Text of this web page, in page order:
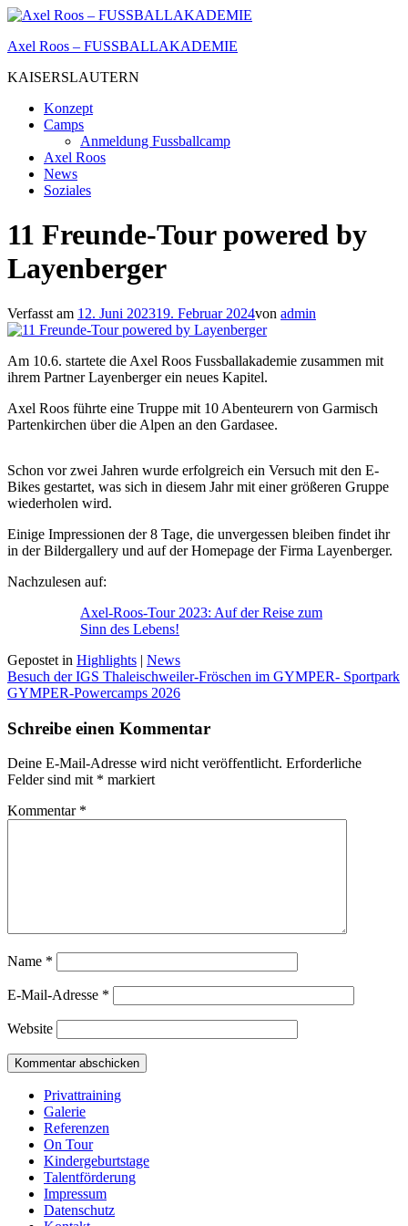
Zum
springen
Axel Roos – FUSSBALLAKADEMIE
KAISERSLAUTERN
Konzept
Camps
Anmeldung Fussballcamp
Axel Roos
News
Soziales
11 Freunde-Tour powered by
Layenberger
Verfasst am 12. Juni 202319. Februar 2024von admin
Am 10.6. startete die Axel Roos Fussballakademie zusammen mit
ihrem Partner Layenberger ein neues Kapitel.
Axel Roos führte eine Truppe mit 10 Abenteurern von Garmisch
Partenkirchen über die Alpen an den Gardasee.
Schon vor zwei Jahren wurde erfolgreich ein Versuch mit den E-
Bikes gestartet, was sich in diesem Jahr mit einer größeren Gruppe
wiederholen wird.
Einige Impressionen der 8 Tage, die unvergessen bleiben findet ihr
in der Bildergallery und auf der Homepage der Firma Layenberger.
Nachzulesen auf:
Axel-Roos-Tour 2023: Auf der Reise zum
Sinn des Lebens!
Gepostet in Highlights | News
Beitragsnavigation
Besuch der IGS Thaleischweiler-Fröschen im GYMPER- Sportpark
GYMPER-Powercamps 2026
Schreibe einen Kommentar
Deine E-Mail-Adresse wird nicht veröffentlicht. Erforderliche
Felder sind mit * markiert
Kommentar *
Name *
E-Mail-Adresse *
Website
Privattraining
Galerie
Referenzen
On Tour
Kindergeburtstage
Talentförderung
Impressum
Datenschutz